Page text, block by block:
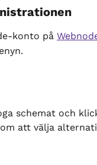
konto på
schemat och
att välja